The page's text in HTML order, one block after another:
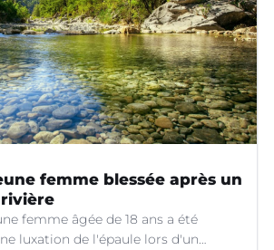
femme blessée après un
femme âgée de 18 ans a été
luxation de l'épaule lors d'un